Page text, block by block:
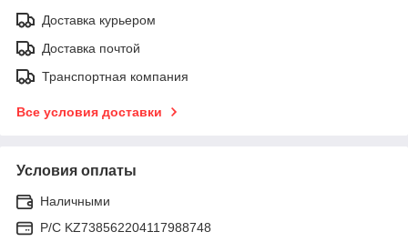
Доставка курьером
Доставка почтой
Транспортная компания
Все условия доставки
Условия оплаты
Наличными
Р/C KZ738562204117988748